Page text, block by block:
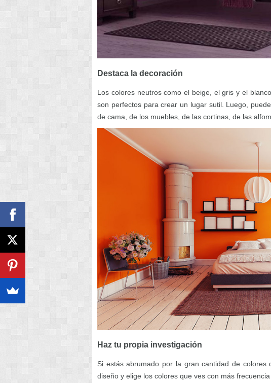
Destaca la decoración
Los colores neutros como el beige, el gris y el
son perfectos para crear un lugar sutil. Luego,
de cama, de los muebles, de las cortinas, de las
Haz tu propia investigación
Si estás abrumado por la gran cantidad de colores
diseño y elige los colores que ves con más